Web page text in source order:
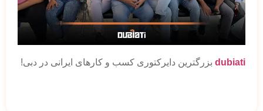
dubiati بزرگترین دایرکتوری کسب و کارهای ایرانی در دبی!